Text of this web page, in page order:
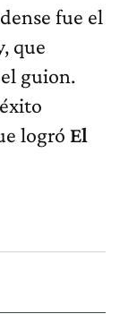
fue el
que
guion.
logró El